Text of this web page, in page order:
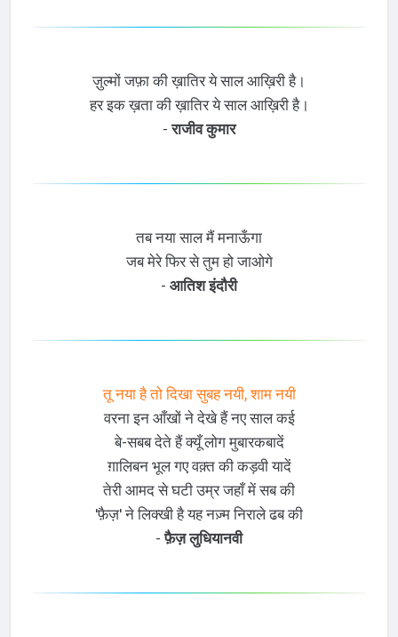
ज़ुल्मों जफ़ा की ख़ातिर ये साल आख़िरी है।
हर इक ख़ता की ख़ातिर ये साल आख़िरी है।
-राजीव कुमार
तब नया साल मैं मनाऊँगा
जब मेरे फिर से तुम हो जाओगे
- आतिश इंदौरी
तू नया है तो दिखा सुबह नयी, शाम नयी
वरना इन आँखों ने देखे हैं नए साल कई
बे-सबब देते हैं क्यूँ लोग मुबारकबादें
ग़ालिबन भूल गए वक़्त की कड़वी यादें
तेरी आमद से घटी उम्र जहाँ में सब की
'फ़ैज़' ने लिक्खी है यह नज़्म निराले ढब की
-फ़ैज़ लुधियानवी